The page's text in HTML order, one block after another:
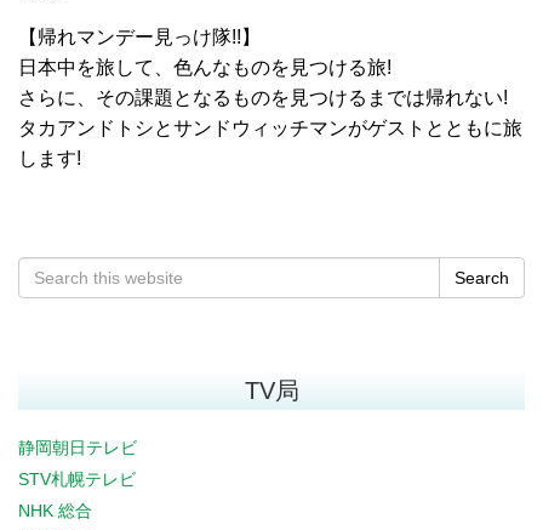
【帰れマンデー見っけ隊!!】
日本中を旅して、色んなものを見つける旅!
さらに、その課題となるものを見つけるまでは帰れない!
タカアンドトシとサンドウィッチマンがゲストとともに旅
します!
Search
TV局
静岡朝日テレビ
STV札幌テレビ
NHK 総合